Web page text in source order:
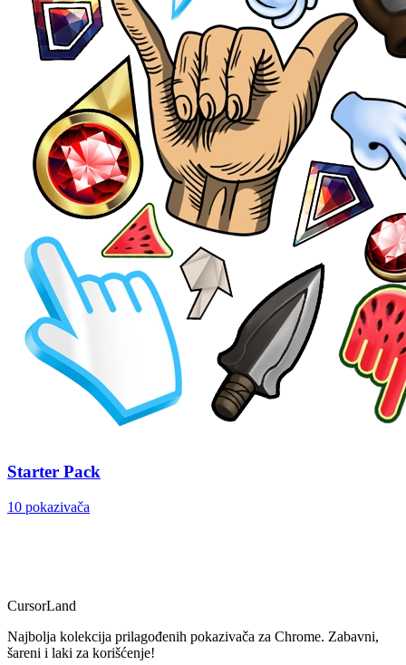
Starter Pack
10 pokazivača
CursorLand
Najbolja kolekcija prilagođenih pokazivača za Chrome. Zabavni,
šareni i laki za korišćenje!